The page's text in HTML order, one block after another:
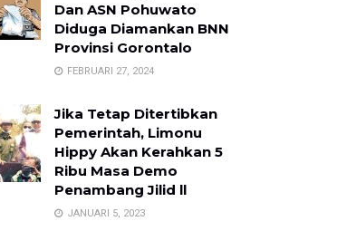
Dan ASN Pohuwato
Diduga Diamankan BNN
Provinsi Gorontalo
FEBRUARI 27, 2024
Jika Tetap Ditertibkan
Pemerintah, Limonu
Hippy Akan Kerahkan 5
Ribu Masa Demo
Penambang Jilid ll
JANUARI 5, 2023